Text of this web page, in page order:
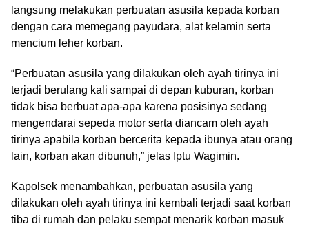
langsung melakukan perbuatan asusila kepada korban
dengan cara memegang payudara, alat kelamin serta
mencium leher korban.
“Perbuatan asusila yang dilakukan oleh ayah tirinya ini
terjadi berulang kali sampai di depan kuburan, korban
tidak bisa berbuat apa-apa karena posisinya sedang
mengendarai sepeda motor serta diancam oleh ayah
tirinya apabila korban bercerita kepada ibunya atau orang
lain, korban akan dibunuh,” jelas Iptu Wagimin.
Kapolsek menambahkan, perbuatan asusila yang
dilakukan oleh ayah tirinya ini kembali terjadi saat korban
tiba di rumah dan pelaku sempat menarik korban masuk